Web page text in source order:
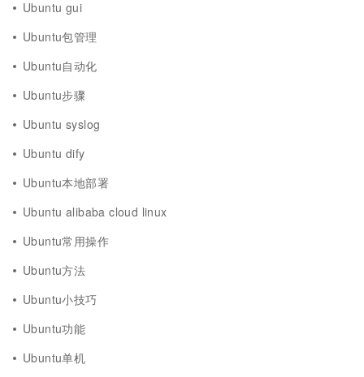
Ubuntu gui
Ubuntu包管理
Ubuntu自动化
Ubuntu步骤
Ubuntu syslog
Ubuntu dify
Ubuntu本地部署
Ubuntu alibaba cloud linux
Ubuntu常用操作
Ubuntu方法
Ubuntu小技巧
Ubuntu功能
Ubuntu单机